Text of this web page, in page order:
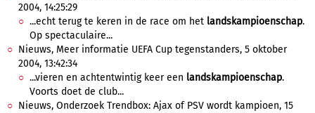
2004, 14:25:29
...echt terug te keren in de race om het landskampioenschap.
Op spectaculaire...
Nieuws, Meer informatie UEFA Cup tegenstanders, 5 oktober
2004, 13:42:34
...vieren en achtentwintig keer een landskampioenschap.
Voorts doet de club...
Nieuws, Onderzoek Trendbox: Ajax of PSV wordt kampioen, 15